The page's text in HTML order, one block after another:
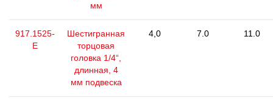
мм
917.1525-
E
Шестигранная
торцовая
головка 1/4“,
длинная, 4
мм подвеска
4,0 7.0 11.0